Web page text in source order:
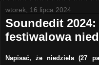
wtorek, 16 lipca 2024
Soundedit
festiwalowa
Napisać, że niedziela (27